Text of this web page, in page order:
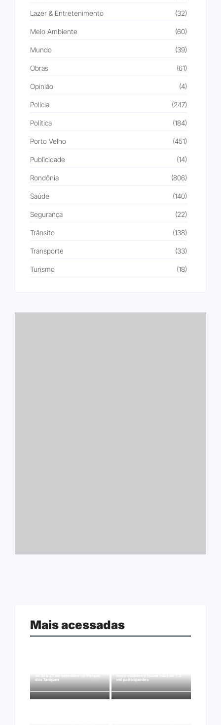
Lazer & Entretenimento (32)
Meio Ambiente (60)
Mundo (39)
Obras (61)
Opinião (4)
Polícia (247)
Política (184)
Porto Velho (451)
Publicidade (14)
Rondônia (806)
Saúde (140)
Segurança (22)
Trânsito (138)
Transporte (33)
Turismo (18)
Mais acessadas
dos Tanques
mil participantes